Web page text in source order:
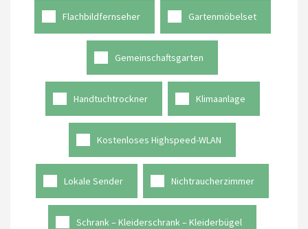
Flachbildfernseher Gartenmöbelset
Gemeinschaftsgarten
Handtuchtrockner Klimaanlage
Kostenloses Highspeed-WLAN
Lokale Sender Nichtraucherzimmer
Schrank – Kleiderschrank – Kleiderbügel